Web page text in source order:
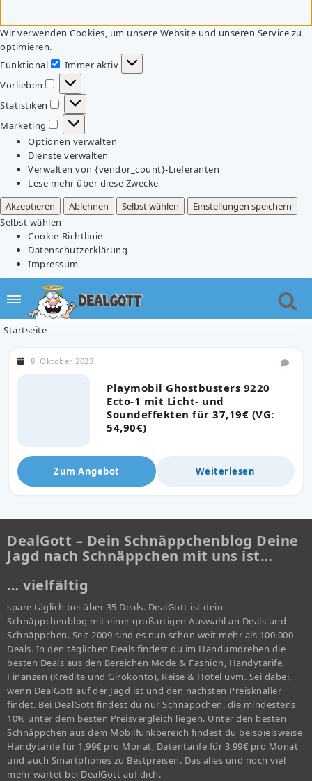
Wir verwenden Cookies, um unsere Website und unseren Service zu
optimieren.
Funktional
Funktional
Immer aktiv
Vorlieben
Vorlieben
Statistiken
Statistiken
Marketing
Marketing
Optionen verwalten
Dienste verwalten
Verwalten von {vendor_count}-Lieferanten
Lese mehr über diese Zwecke
Akzeptieren
Ablehnen Selbst wählen
Einstellungen speichern
Selbst wählen
Cookie-Richtlinie
Datenschutzerklärung
Impressum
Startseite
Playmobil Ghostbusters 9220
Ecto-1 mit Licht- und
Soundeffekten für 37,19€ (VG:
54,90€)
8. Oktober 2023
Zum Angebot Weiterlesen
DealGott – Dein Schnäppchenblog Deine
Jagd nach Schnäppchen mit uns ist…
… vielfältig
spare täglich bei über 35 Deals. DealGott ist dein
Schnäppchenblog mit einer großartigen Auswahl an Deals und
Schnäppchen. Seit 2009 sind es nun schon weit mehr als 100.000
Deals. In den täglichen Deals findest du im Handumdrehen die
besten Deals aus den Bereichen Mode & Fashion, Handytarife,
Finanzen (Kredite und Girokonto), Reise & Hotel uvm. Sei dabei,
wenn DealGott auf der Jagd ist und den nächsten Preisknaller
findet. Bei DealGott findest du nur Schnäppchen, die mindestens
10% unter dem besten Preisvergleich liegen. Unter den besten
Schnäppchen aus dem Mobilfunkbereich findest du beispielsweise
Handytarife für 1,99€ pro Monat, Datentarife für 3,99€ pro Monat
und auch Smartphones zu Bestpreisen. Das alles und noch viel
mehr wartet bei DealGott auf dich.